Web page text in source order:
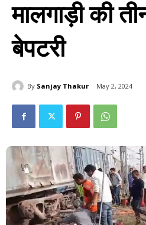
मालगाड़ी की
बेपटरी
By Sanjay Thakur May 2, 2024